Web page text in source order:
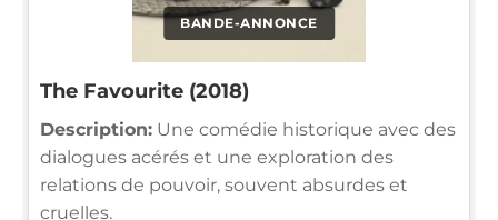
BANDE-ANNONCE
The Favourite (2018)
Description: Une comédie historique avec des
dialogues acérés et une exploration des
relations de pouvoir, souvent absurdes et
cruelles.